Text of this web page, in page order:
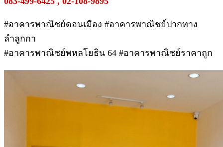
#อาคารพาณิชย์ดอนเมือง #อาคารพาณิชย์ปากทาง
ลำลูกกา
#อาคารพาณิชย์พหลโยธิน 64 #อาคารพาณิชย์ราคาถูก